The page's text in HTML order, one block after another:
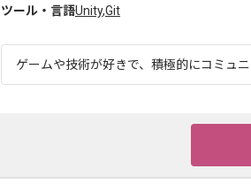
ツール・言語Unity,Git
ゲームや技術が好きで、積極的にコミュ